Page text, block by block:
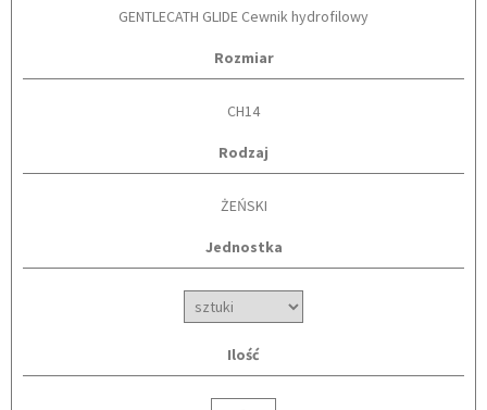
GENTLECATH GLIDE Cewnik hydrofilowy
Rozmiar
CH14
Rodzaj
ŻEŃSKI
Jednostka
Ilość